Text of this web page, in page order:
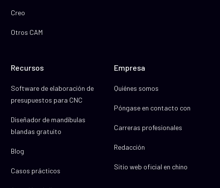
Creo
Otros CAM
Recursos
Software de elaboración de
presupuestos para CNC
Diseñador de mandíbulas
blandas gratuito
Blog
Casos prácticos
Empresa
Quiénes somos
Póngase en contacto con
Carreras profesionales
Redacción
Sitio web oficial en chino